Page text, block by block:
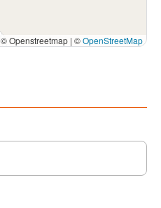
© Openstreetmap | ©OpenStreetMap